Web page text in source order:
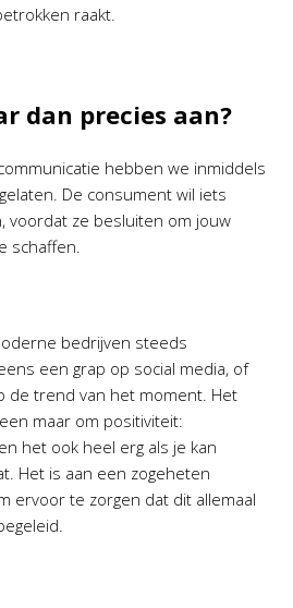
raakt.
dan precies aan?
hebben we inmiddels
De consument wil iets
voordat ze besluiten om jouw
schaffen.
bedrijven steeds
een grap op social media, of
de trend van het moment. Het
maar om positiviteit:
het ook heel erg als je kan
Het is aan een zogeheten
ervoor te zorgen dat dit allemaal